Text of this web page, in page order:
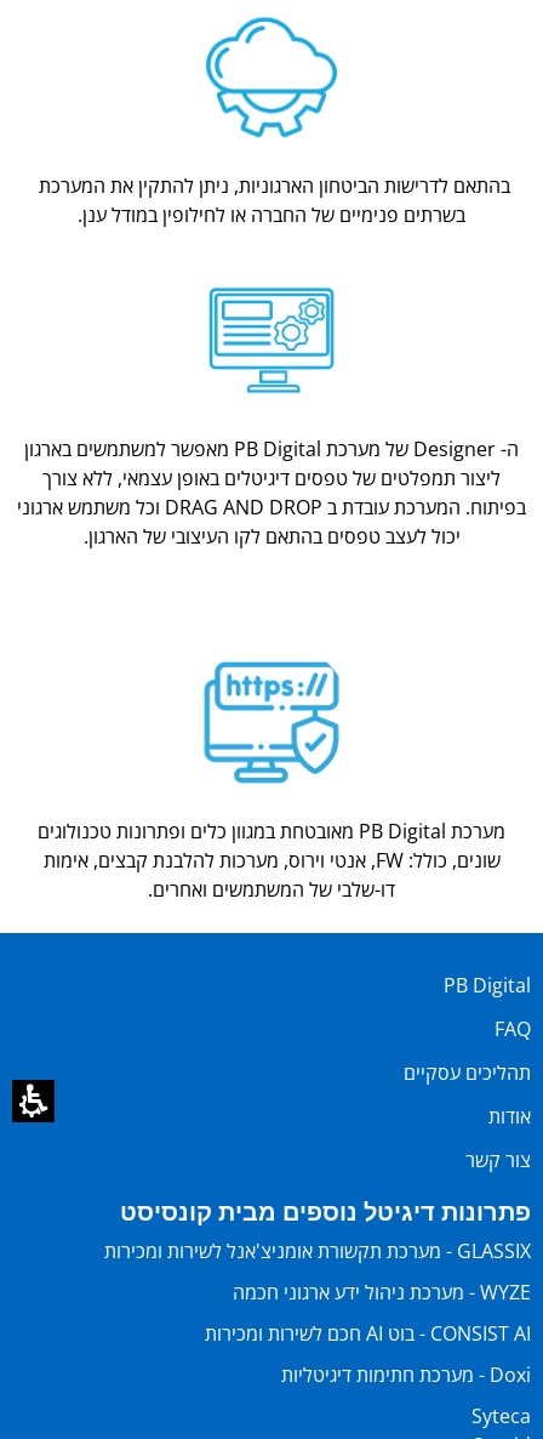
בהתאם לדרישות הביטחון הארגוניות, ניתן להתקין את המערכת
בשרתים פנימיים של החברה או לחילופין במודל ענן.
ה- Designer של מערכת PB Digital מאפשר למשתמשים בארגון
ליצור תמפלטים של טפסים דיגיטלים באופן עצמאי, ללא צורך
בפיתוח. המערכת עובדת ב DRAG AND DROP וכל משתמש ארגוני
יכול לעצב טפסים בהתאם לקו העיצובי של הארגון.
מערכת PB Digital מאובטחת במגוון כלים ופתרונות טכנולוגים
שונים, כולל: FW, אנטי וירוס, מערכות להלבנת קבצים, אימות
דו-שלבי של המשתמשים ואחרים.
PB Digital
FAQ
תהליכים עסקיים
אודות
צור קשר
פתרונות דיגיטל נוספים מבית קונסיסט
GLASSIX - מערכת תקשורת אומניצ'אנל לשירות ומכירות
WYZE - מערכת ניהול ידע ארגוני חכמה
CONSIST AI - בוט AI חכם לשירות ומכירות
Doxi - מערכת חתימות דיגיטליות
Syteca